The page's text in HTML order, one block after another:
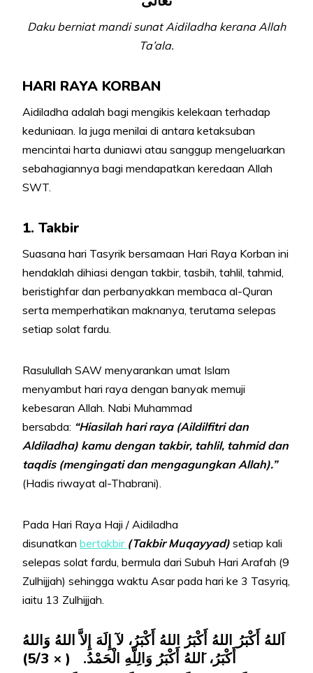
Daku berniat mandi sunat Aidiladha kerana Allah
Ta’ala.
HARI RAYA KORBAN
Aidiladha adalah bagi mengikis kelekaan terhadap
keduniaan. Ia juga menilai di antara ketaksuban
mencintai harta duniawi atau sanggup mengeluarkan
sebahagiannya bagi mendapatkan keredaan Allah
SWT.
1. Takbir
Suasana hari Tasyrik bersamaan Hari Raya Korban ini
hendaklah dihiasi dengan takbir, tasbih, tahlil, tahmid,
beristighfar dan perbanyakkan membaca al-Quran
serta memperhatikan maknanya, terutama selepas
setiap solat fardu.
Rasulullah SAW menyarankan umat Islam
menyambut hari raya dengan banyak memuji
kebesaran Allah. Nabi Muhammad
bersabda: “Hiasilah hari raya (Aildilfitri dan
Aldiladha) kamu dengan takbir, tahlil, tahmid dan
taqdis (mengingati dan mengagungkan Allah).”
(Hadis riwayat al-Thabrani).
Pada Hari Raya Haji / Aidiladha
disunatkan bertakbir (Takbir Muqayyad) setiap kali
selepas solat fardu, bermula dari Subuh Hari Arafah (9
Zulhijjah) sehingga waktu Asar pada hari ke 3 Tasyriq,
iaitu 13 Zulhijjah.
اَللهُ أَكْبَرُ اللهُ أَكْبَرُ اللهُ أَكْبَرُ، لآ إِلَهَ إِلاَّ اللهُ وَاللهُ
أَكْبَرُ،اللهُ أَكْبَرُ وَالِلَّهِ الْحَمْدُ. ( ×
5/3
)